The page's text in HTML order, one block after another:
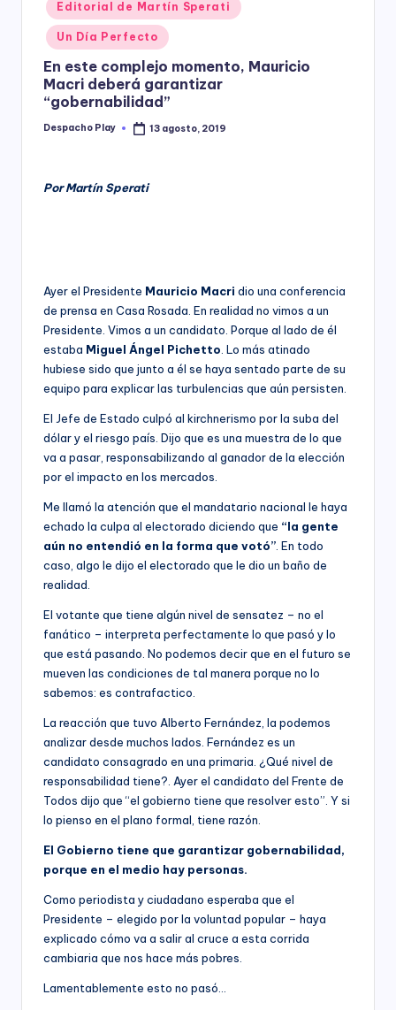
y
in
Editorial de Martín Sperati
Un Día Perfecto
En este complejo momento, Mauricio
Macri deberá garantizar
“gobernabilidad”
Posted
Despacho Play 13 agosto, 2019
Por Martín Sperati
Ayer el Presidente Mauricio Macri dio una conferencia
de prensa en Casa Rosada. En realidad no vimos a un
Presidente. Vimos a un candidato. Porque al lado de él
estaba Miguel Ángel Pichetto . Lo más atinado
hubiese sido que junto a él se haya sentado parte de su
equipo para explicar las turbulencias que aún persisten.
El Jefe de Estado culpó al kirchnerismo por la suba del
dólar y el riesgo país. Dijo que es una muestra de lo que
va a pasar, responsabilizando al ganador de la elección
por el impacto en los mercados.
Me llamó la atención que el mandatario nacional le haya
echado la culpa al electorado diciendo que “la gente
aún no entendió en la forma que votó” . En todo
caso, algo le dijo el electorado que le dio un baño de
realidad.
El votante que tiene algún nivel de sensatez – no el
fanático – interpreta perfectamente lo que pasó y lo
que está pasando. No podemos decir que en el futuro se
mueven las condiciones de tal manera porque no lo
sabemos: es contrafactico.
La reacción que tuvo Alberto Fernández, la podemos
analizar desde muchos lados. Fernández es un
candidato consagrado en una primaria. ¿Qué nivel de
responsabilidad tiene?. Ayer el candidato del Frente de
Todos dijo que “el gobierno tiene que resolver esto”. Y si
lo pienso en el plano formal, tiene razón.
El Gobierno tiene que garantizar gobernabilidad,
porque en el medio hay personas.
Como periodista y ciudadano esperaba que el
Presidente – elegido por la voluntad popular – haya
explicado cómo va a salir al cruce a esta corrida
cambiaria que nos hace más pobres.
Lamentablemente esto no pasó…